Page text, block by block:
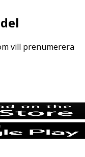
vill prenumerera